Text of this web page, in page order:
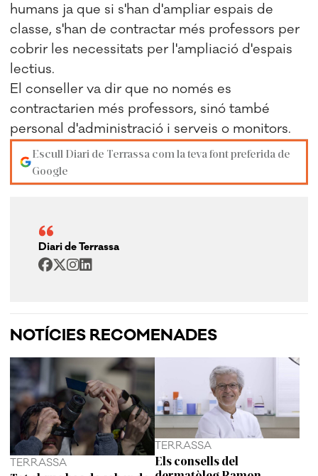
humans ja que si s'han d'ampliar espais de
classe, s'han de contractar més professors per
cobrir les necessitats per l'ampliació d'espais
lectius.
El conseller va dir que no només es
contractarien més professors, sinó també
personal d'administració i serveis o monitors.
Escull Diari de Terrassa com la teva font preferida de
Google
Diari de Terrassa
NOTÍCIES RECOMENADES
TERRASSA
TERRASSA
Els consells del